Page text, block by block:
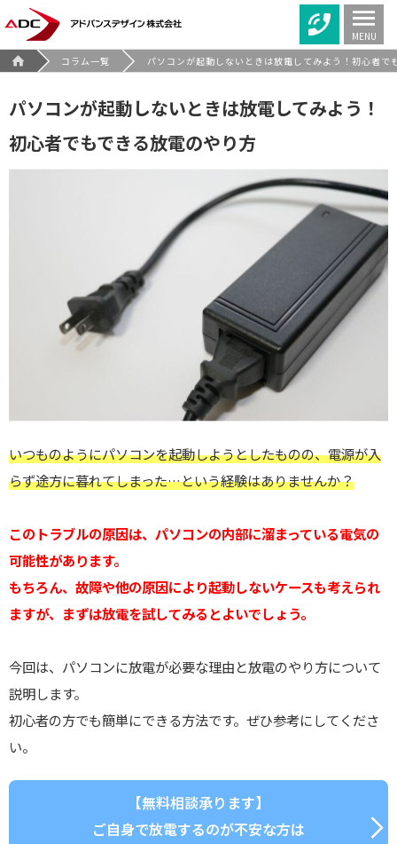
MENU
コラム一覧
パソコンが起動しないときは放電してみよう！初心者で
パソコンが起動しないときは放電してみよう！
初心者でもできる放電のやり方
いつものようにパソコンを起動しようとしたものの、電源が入
らず途方に暮れてしまった…という経験はありませんか？
このトラブルの原因は、パソコンの内部に溜まっている電気の
可能性があります。
もちろん、故障や他の原因により起動しないケースも考えられ
ますが、まずは放電を試してみるとよいでしょう。
今回は、パソコンに放電が必要な理由と放電のやり方について
説明します。
初心者の方でも簡単にできる方法です。ぜひ参考にしてくださ
い。
【無料相談承ります】
ご自身で放電するのが不安な方は